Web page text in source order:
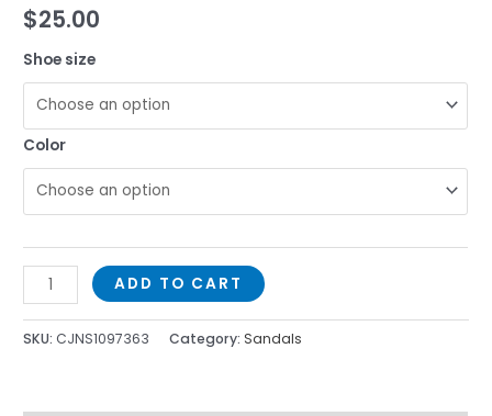
$25.00
Shoe size
Color
ADD TO CART
SKU: CJNS1097363 Category:Sandals